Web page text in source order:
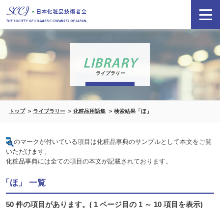
LIBRARY
ライブラリー
トップ ライブラリー 化粧品用語集 検索結果「ほ」
のマークが付いている項目は化粧品事典のサンプルとして本文をご覧
いただけます。
化粧品事典には全ての項目の本文が記載されております。
「ほ」 一覧
50 件の項目があります。( 1 ページ目の 1 ～ 10 項目を表示)